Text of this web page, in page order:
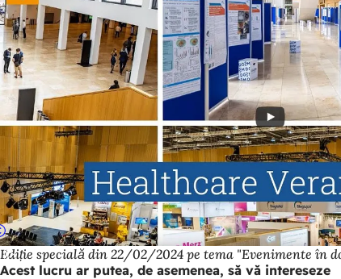
Ediție specială din 22/02/2024 pe tema "Evenimente în
Acest lucru ar putea, de asemenea, să vă intereseze